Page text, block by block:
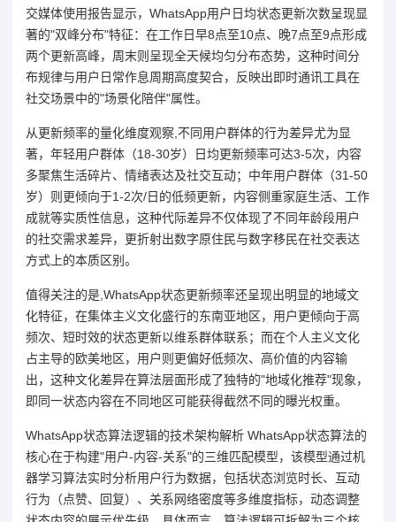
交媒体使用报告显示，WhatsApp用户日均状态更新次数呈现显
著的"双峰分布"特征：在工作日早8点至10点、晚7点至9点形成
两个更新高峰，周末则呈现全天候均匀分布态势，这种时间分
布规律与用户日常作息周期高度契合，反映出即时通讯工具在
社交场景中的"场景化陪伴"属性。
从更新频率的量化维度观察,不同用户群体的行为差异尤为显
著，年轻用户群体（18-30岁）日均更新频率可达3-5次，内容
多聚焦生活碎片、情绪表达及社交互动；中年用户群体（31-50
岁）则更倾向于1-2次/日的低频更新，内容侧重家庭生活、工作
成就等实质性信息，这种代际差异不仅体现了不同年龄段用户
的社交需求差异，更折射出数字原住民与数字移民在社交表达
方式上的本质区别。
值得关注的是,WhatsApp状态更新频率还呈现出明显的地域文
化特征，在集体主义文化盛行的东南亚地区，用户更倾向于高
频次、短时效的状态更新以维系群体联系；而在个人主义文化
占主导的欧美地区，用户则更偏好低频次、高价值的内容输
出，这种文化差异在算法层面形成了独特的"地域化推荐"现象，
即同一状态内容在不同地区可能获得截然不同的曝光权重。
WhatsApp状态算法逻辑的技术架构解析 WhatsApp状态算法的
核心在于构建"用户-内容-关系"的三维匹配模型，该模型通过机
器学习算法实时分析用户行为数据，包括状态浏览时长、互动
行为（点赞、回复）、关系网络密度等多维度指标，动态调整